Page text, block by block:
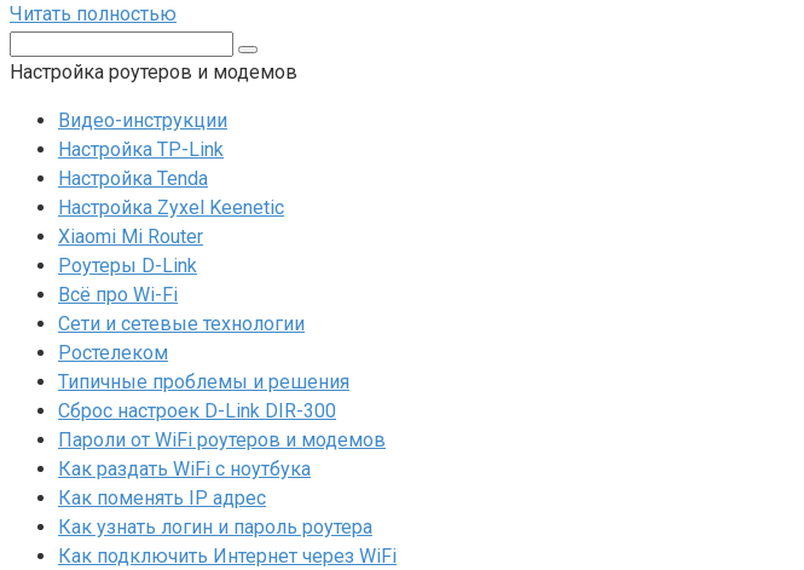
Читать полностью
Настройка роутеров и модемов
Видео-инструкции
Настройка TP-Link
Настройка Tenda
Настройка Zyxel Keenetic
Xiaomi Mi Router
Роутеры D-Link
Всё про Wi-Fi
Сети и сетевые технологии
Ростелеком
Типичные проблемы и решения
Сброс настроек D-Link DIR-300
Пароли от WiFi роутеров и модемов
Как раздать WiFi с ноутбука
Как поменять IP адрес
Как узнать логин и пароль роутера
Как подключить Интернет через WiFi